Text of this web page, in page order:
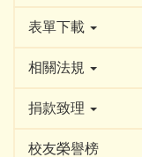
表單下載
相關法規
捐款致理
校友榮譽榜